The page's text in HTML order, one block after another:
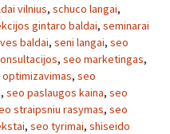
vilnius, schuco langai,
gintaro baldai, seminarai
baldai, seni langai, seo
, seo marketingas,
, seo
, seo paslaugos kaina, seo
straipsniu rasymas, seo
, seo tyrimai, shiseido